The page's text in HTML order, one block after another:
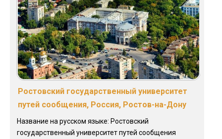
Ростовский государственный университет
путей сообщения, Россия, Ростов-на-Дону
Название на русском языке: Ростовский
государственный университет путей сообщения